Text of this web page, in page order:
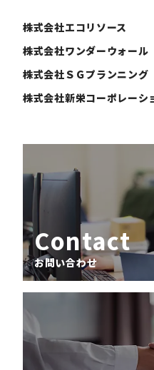
株式会社エコリソース
株式会社ワンダーウォール
株式会社ＳＧプランニング
株式会社新栄コーポレーシ
Contact
お問い合わせ